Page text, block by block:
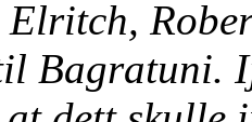
Bagratuni.